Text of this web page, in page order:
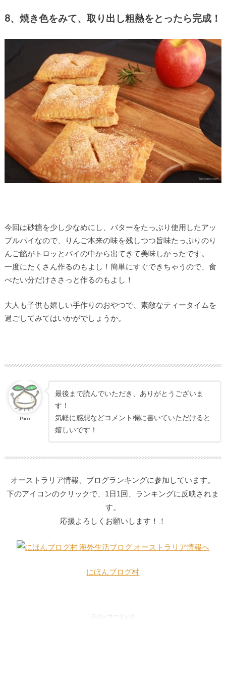
8、焼き色をみて、取り出し粗熱をとったら完成！
今回は砂糖を少し少なめにし、バターをたっぷり使用したアッ
プルパイなので、りんご本来の味を残しつつ旨味たっぷりのり
んご餡がトロッとパイの中から出てきて美味しかったです。
一度にたくさん作るのもよし！簡単にすぐできちゃうので、食
べたい分だけささっと作るのもよし！
大人も子供も嬉しい手作りのおやつで、素敵なティータイムを
過ごしてみてはいかがでしょうか。
Paco
最後まで読んでいただき、ありがとうございま
す！
気軽に感想などコメント欄に書いていただけると
嬉しいです！
オーストラリア情報、ブログランキングに参加しています。
下のアイコンのクリックで、1日1回、ランキングに反映されま
す。
応援よろしくお願いします！！
にほんブログ村
スポンサーリンク